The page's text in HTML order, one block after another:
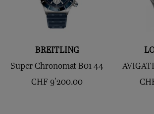
BREITLING
Super Chronomat B01 44
CHF 9'200.00